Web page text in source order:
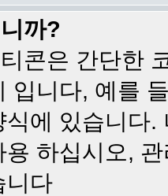
까?
콘은 간단한
입니다, 예를
에 있습니다
하십시오,
니다